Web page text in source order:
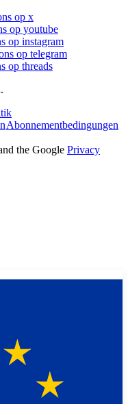
op x
op youtube
op instagram
op telegram
op threads
Abonnementbedingungen
the Google Privacy